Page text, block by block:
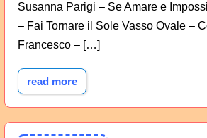
Susanna Parigi – Se Amare e
– Fai Tornare il Sole Vasso Ovale –
Francesco – […]
read more